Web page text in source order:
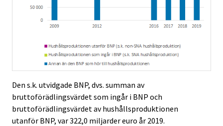
Den s.k. utvidgade BNP, dvs. summan av
bruttoförädlingsvärdet som ingår i BNP och
bruttoförädlingsvärdet av hushållsproduktionen
utanför BNP, var 322,0 miljarder euro år 2019.